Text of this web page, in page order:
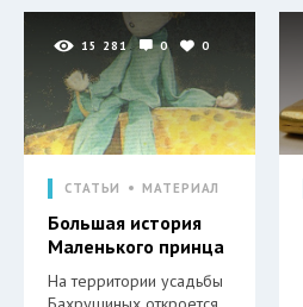
15 281 0 0
СТАТЬИ МАТЕРИАЛ
Большая история
Маленького принца
На территории усадьбы